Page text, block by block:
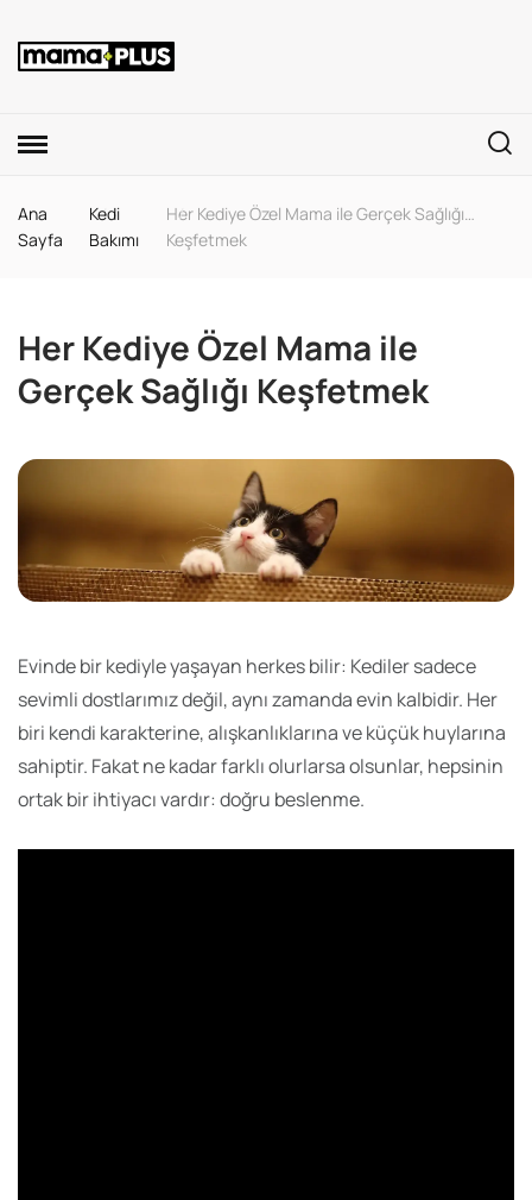
Ana
Sayfa
Kedi
Bakımı
Her Kediye Özel Mama ile Gerçek Sağlığı
Keşfetmek
Her Kediye Özel Mama ile
Gerçek Sağlığı Keşfetmek
Evinde bir kediyle yaşayan herkes bilir: Kediler sadece
sevimli dostlarımız değil, aynı zamanda evin kalbidir. Her
biri kendi karakterine, alışkanlıklarına ve küçük huylarına
sahiptir. Fakat ne kadar farklı olurlarsa olsunlar, hepsinin
ortak bir ihtiyacı vardır: doğru beslenme.